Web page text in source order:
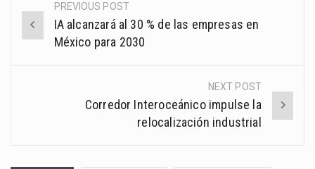
Post
navigation
PREVIOUS POST
IA alcanzará al 30 % de las empresas en
México para 2030
NEXT POST
Corredor Interoceánico impulse la
relocalización industrial